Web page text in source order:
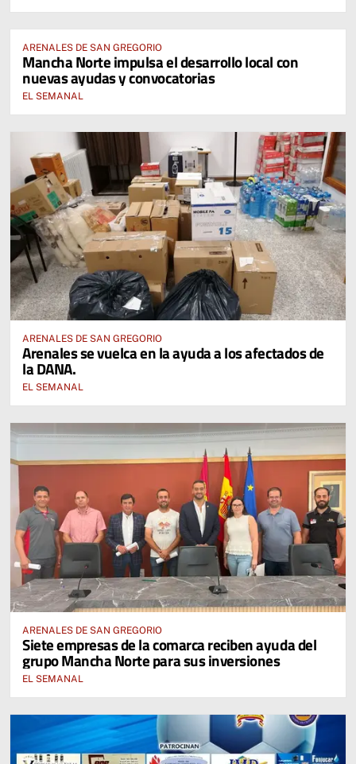
ARENALES DE SAN GREGORIO
Mancha Norte impulsa el desarrollo local con
nuevas ayudas y convocatorias
EL SEMANAL
ARENALES DE SAN GREGORIO
Arenales se vuelca en la ayuda a los afectados de
la DANA.
EL SEMANAL
ARENALES DE SAN GREGORIO
Siete empresas de la comarca reciben ayuda del
grupo Mancha Norte para sus inversiones
EL SEMANAL